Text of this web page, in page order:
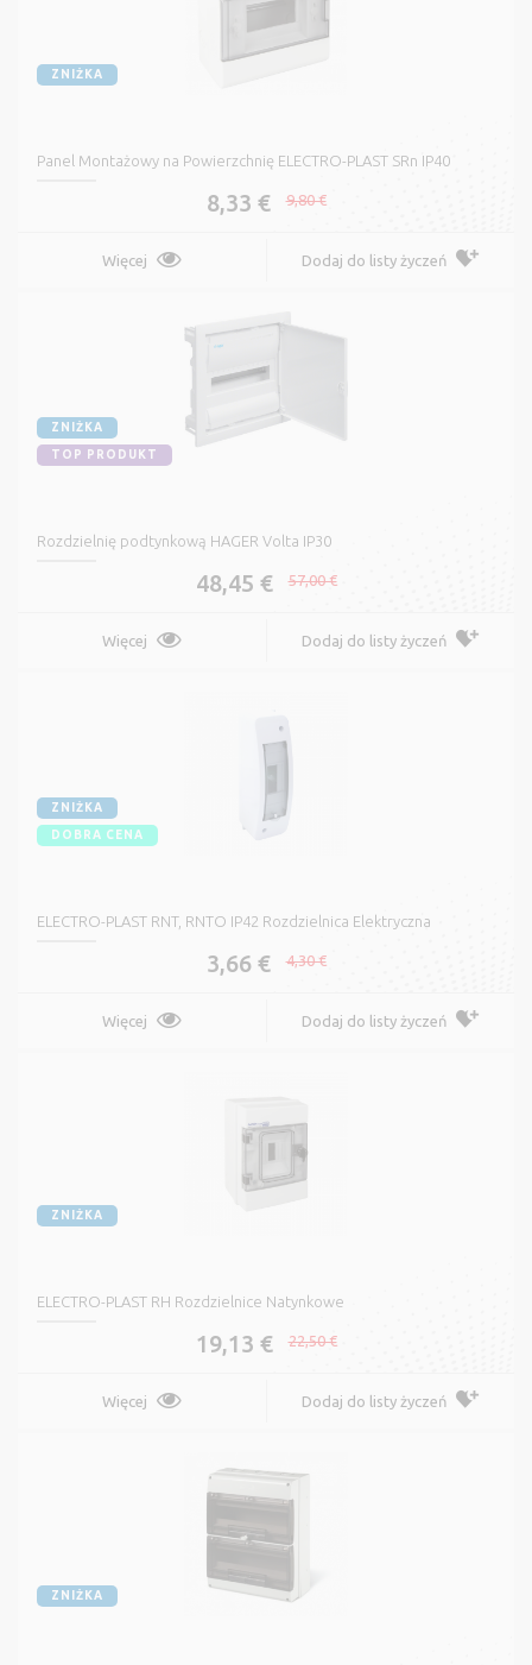
ZNIŻKA
Panel Montażowy na Powierzchnię ELECTRO-PLAST SRn IP40
8,33 € 9,80 €
Więcej Dodaj do listy życzeń
ZNIŻKA
TOP PRODUKT
Rozdzielnię podtynkową HAGER Volta IP30
48,45 € 57,00 €
Więcej Dodaj do listy życzeń
ZNIŻKA
DOBRA CENA
ELECTRO-PLAST RNT, RNTO IP42 Rozdzielnica Elektryczna
3,66 € 4,30 €
Więcej Dodaj do listy życzeń
ZNIŻKA
ELECTRO-PLAST RH Rozdzielnice Natynkowe
19,13 € 22,50 €
Więcej Dodaj do listy życzeń
ZNIŻKA